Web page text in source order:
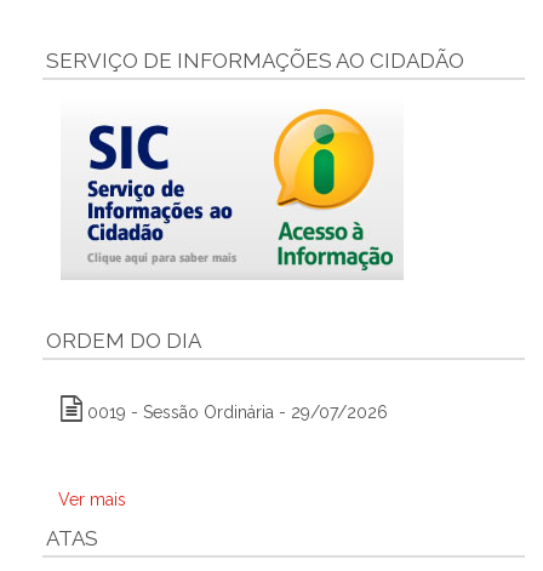
SERVIÇO DE INFORMAÇÕES AO CIDADÃO
ORDEM DO DIA
0019 - Sessão Ordinária - 29/07/2026
Ver mais
ATAS